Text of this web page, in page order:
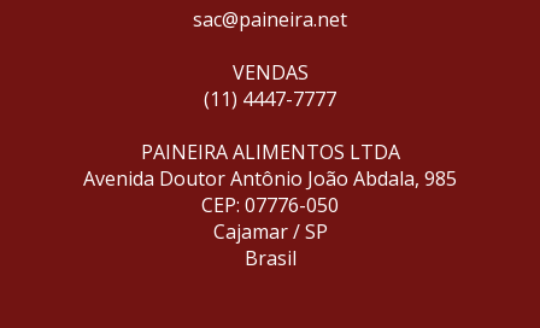
sac@paineira.net
VENDAS
(11) 4447-7777
PAINEIRA ALIMENTOS LTDA
Avenida Doutor Antônio João Abdala, 985
CEP: 07776-050
Cajamar / SP
Brasil